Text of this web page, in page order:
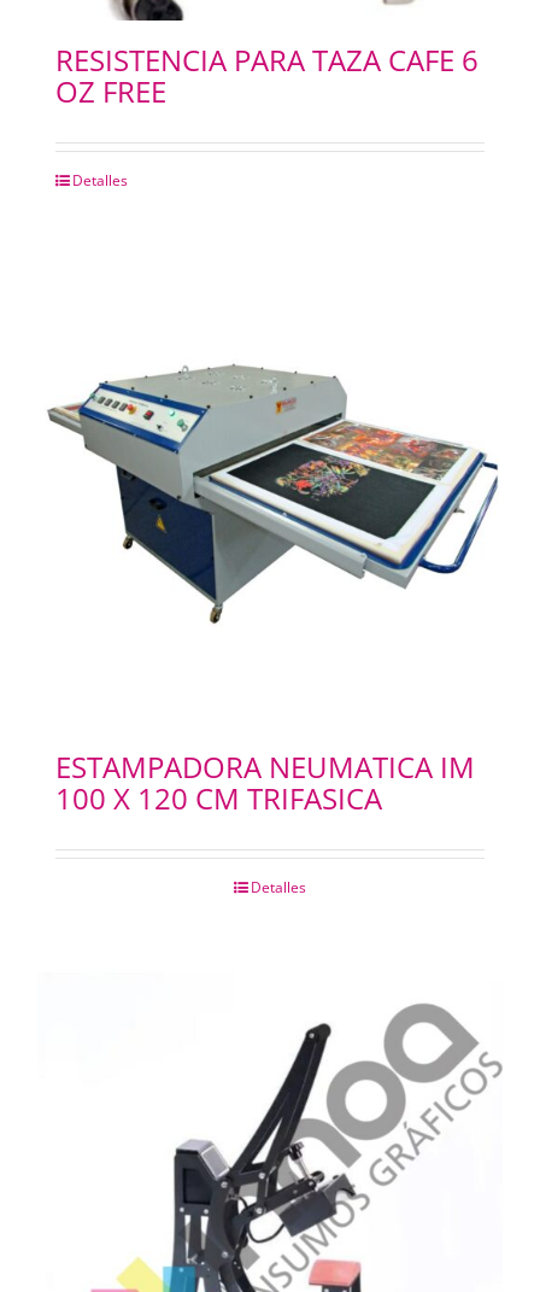
RESISTENCIA PARA TAZA CAFE 6
OZ FREE
Detalles
ESTAMPADORA NEUMATICA IM
100 X 120 CM TRIFASICA
Detalles